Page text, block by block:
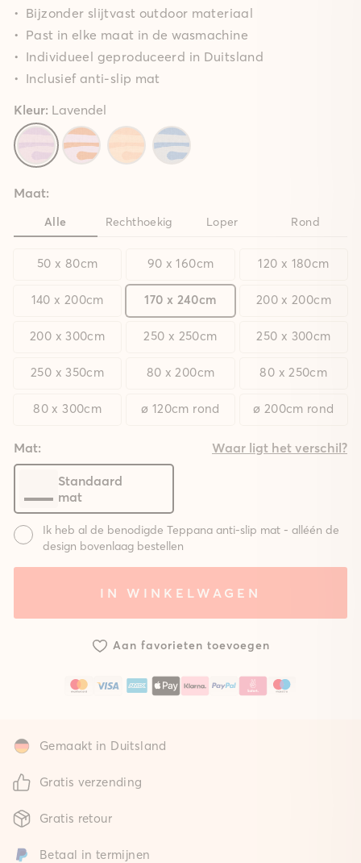
Bijzonder slijtvast outdoor materiaal
Past in elke maat in de wasmachine
Individueel geproduceerd in Duitsland
Inclusief anti-slip mat
Kleur: Lavendel
Maat:
Alle Rechthoekig Loper Rond
50 x 80cm 90 x 160cm 120 x 180cm
140 x 200cm 170 x 240cm 200 x 200cm
200 x 300cm 250 x 250cm 250 x 300cm
250 x 350cm 80 x 200cm 80 x 250cm
80 x 300cm ø 120cm rond ø 200cm rond
Mat: Waar ligt het verschil?
Standaard
mat
Ik heb al de benodigde Teppana anti-slip mat - alléén de
design bovenlaag bestellen
IN WINKELWAGEN
Aan favorieten toevoegen
Gemaakt in Duitsland
Gratis verzending
Gratis retour
Betaal in termijnen